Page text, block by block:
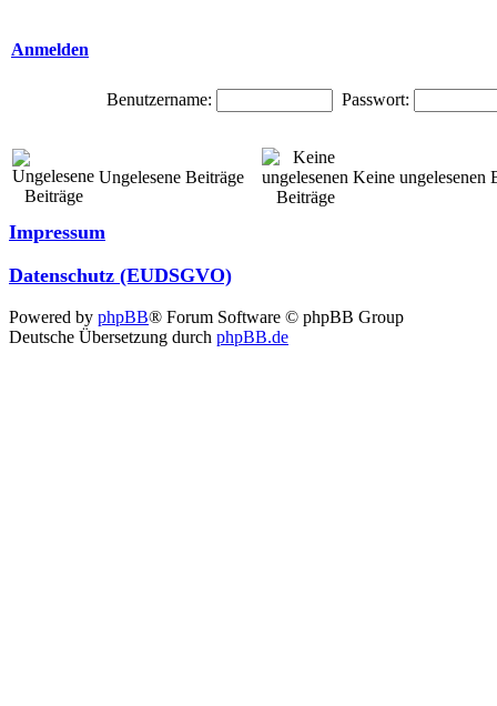
Anmelden
Benutzername: Passwort:
Ungelesene Beiträge Keine ungelesenen
Impressum
Datenschutz (EUDSGVO)
Powered by phpBB® Forum Software © phpBB Group
Deutsche Übersetzung durch phpBB.de